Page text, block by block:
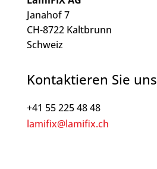
Janahof 7
CH-8722 Kaltbrunn
Schweiz
Kontaktieren Sie uns
+41 55 225 48 48
lamifix@lamifix.ch